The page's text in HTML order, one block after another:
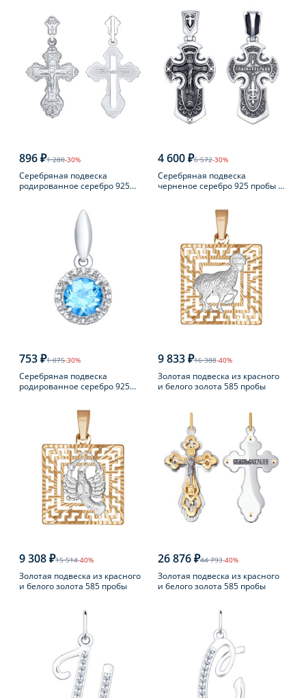
896 ₽1 280-30%
Серебряная подвеска
родированное серебро 925
4 600 ₽6 572-30%
Серебряная подвеска
черненое серебро 925 пробы с
753 ₽1 075-30%
Серебряная подвеска
родированное серебро 925
9 833 ₽16 388-40%
Золотая подвеска из красного
и белого золота 585 пробы
9 308 ₽15 514-40%
Золотая подвеска из красного
и белого золота 585 пробы
26 876 ₽44 793-40%
Золотая подвеска из красного
и белого золота 585 пробы